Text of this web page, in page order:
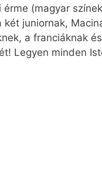
(magyar
juniornak,
a franciáknak
Legyen minden